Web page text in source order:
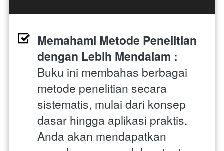
Memahami Metode Penelitian
Buku ini membahas berbagai
metode penelitian secara
sistematis, mulai dari konsep
dasar hingga aplikasi praktis.
Anda akan mendapatkan